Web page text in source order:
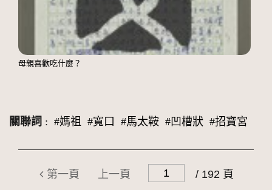
母親喜歡吃什麼？
關聯詞 : #媽祖 #寬口 #馬太鞍 #凹槽狀 #招寶宮
第一頁 上一頁 / 192 頁